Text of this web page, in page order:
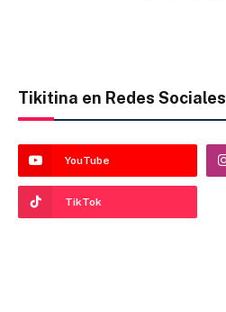
Tikitina en Redes Sociales
YouTube
TikTok